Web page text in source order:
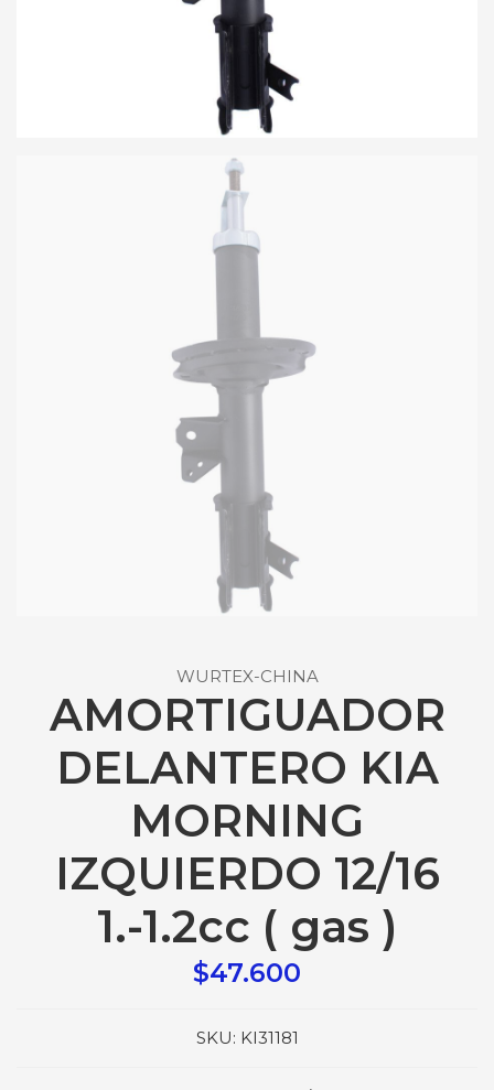
WURTEX-CHINA
AMORTIGUADOR
DELANTERO KIA
MORNING
IZQUIERDO 12/16
1.-1.2cc ( gas )
$47.600
SKU: KI31181